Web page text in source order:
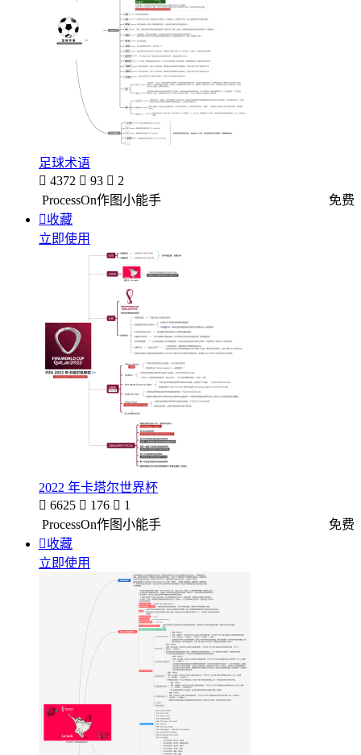
足球术语
 4372  93  2
ProcessOn作图小能手
免费
收藏
立即使用
2022 年卡塔尔世界杯
 6625  176  1
ProcessOn作图小能手
免费
收藏
立即使用